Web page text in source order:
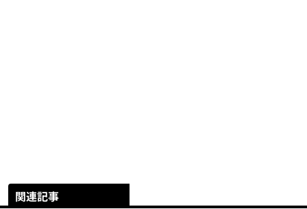
関連記事